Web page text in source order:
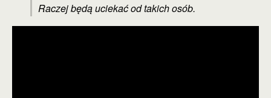
Raczejbędą uciekać od takich osób.